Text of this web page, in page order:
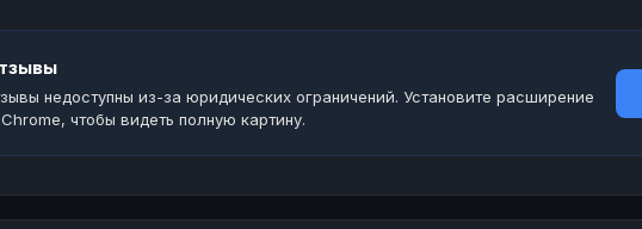
недоступны из-за юридических ограничений. Установите расширение
чтобы видеть полную картину.